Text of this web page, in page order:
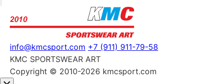
info@kmcsport.com +7 (911) 911-79-58
KMC SPORTSWEAR ART
Copyright © 2010-2026 kmcsport.com